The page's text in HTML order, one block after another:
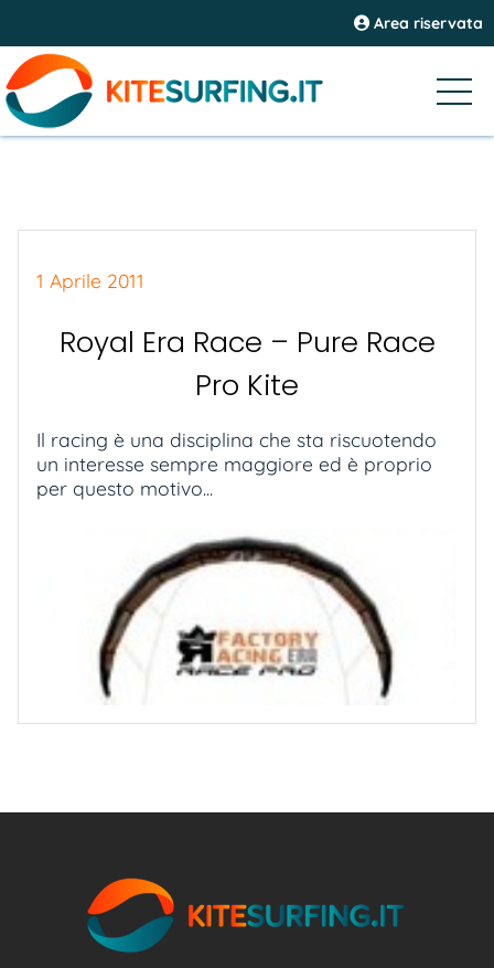
Area riservata
1 Aprile 2011
Royal Era Race – Pure Race
Pro Kite
Il racing è una disciplina che sta riscuotendo
un interesse sempre maggiore ed è proprio
per questo motivo...